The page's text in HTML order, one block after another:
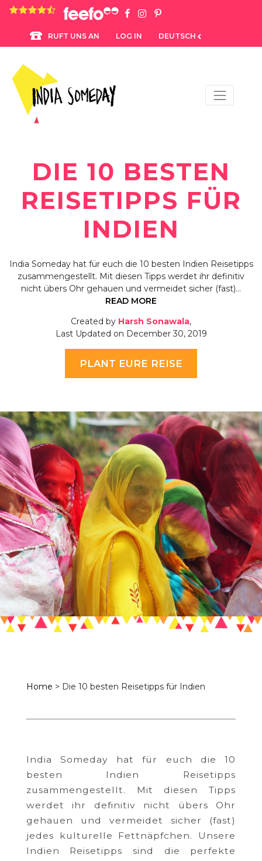
4.8 rating based on 1,234 ratings
RUFT UNS AN LOG IN DEUTSCH
DIE 10 BESTEN
REISETIPPS FÜR
INDIEN
India Someday hat für euch die 10 besten Indien Reisetipps
zusammengestellt. Mit diesen Tipps werdet ihr definitiv
nicht übers Ohr gehauen und vermeidet sicher (fast)…
READ MORE
Created by Harsh Sonawala,
Last Updated on December 30, 2019
PLANT EURE REISE
Home > Die 10 besten Reisetipps für Indien
India Someday hat für euch die 10
besten Indien Reisetipps
zusammengestellt. Mit diesen Tipps
werdet ihr definitiv nicht übers Ohr
gehauen und vermeidet sicher (fast)
jedes kulturelle Fettnäpfchen. Unsere
Indien Reisetipps sind die perfekte